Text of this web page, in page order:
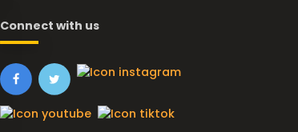
Connect with us